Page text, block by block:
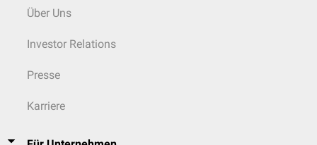
Über Uns
Investor Relations
Presse
Karriere